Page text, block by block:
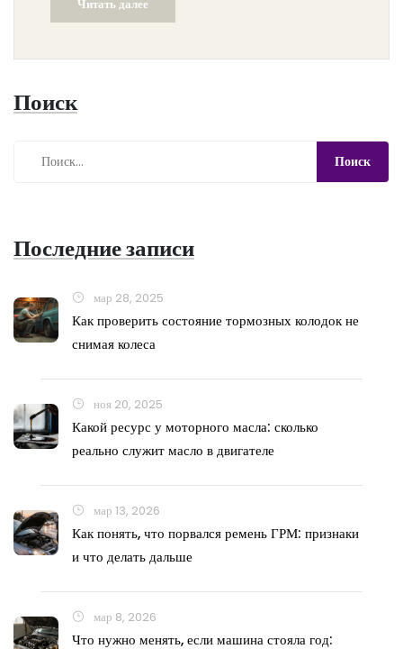
Читать далее
Поиск
Последние записи
мар 28, 2025
Как проверить состояние тормозных колодок не
снимая колеса
ноя 20, 2025
Какой ресурс у моторного масла: сколько
реально служит масло в двигателе
мар 13, 2026
Как понять, что порвался ремень ГРМ: признаки
и что делать дальше
мар 8, 2026
Что нужно менять, если машина стояла год: